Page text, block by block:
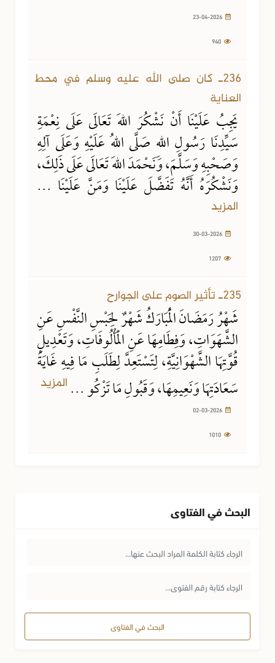
236ـ كان صلى الله عليه وسلم في محط
العناية
يَجِبُ عَلَيْنَا أَنْ نَشْكُرَ اللهَ تَعَالَى عَلَى نِعْمَةِ
سَيِّدِنَا رَسُولِ اللهِ صَلَّى اللهُ عَلَيْهِ وَعَلَى آلِهِ
وَصَحْبِهِ وَسَلَّمَ، وَنَحْمَدَ اللهَ تَعَالَى عَلَى ذَلِكَ،
وَنَشْكُرَهُ أَنَّهُ تَفَضَّلَ عَلَيْنَا وَمَنَّ عَلَيْنَا ...
المزيد
235ـ تأثير الصوم على الجوارح
شَهْرُ رَمَضَانَ الْمُبَارَكُ شَهْرٌ لِحَبْسِ النَّفْسِ عَنِ
الشَّهَوَاتِ، وَفِطَامِهَا عَنِ الْمَأْلُوفَاتِ، وَتَعْدِيلِ
قُوَّتِهَا الشَّهْوَانِيَّةِ، لِتَسْتَعِدَّ لِطَلَبِ مَا فِيهِ غَايَةُ
سَعَادَتِهَا وَنَعِيمِهَا، وَقَبُولِ مَا تَزْكُو ... المزيد
البحث في الفتاوى
البحث في الفتاوى